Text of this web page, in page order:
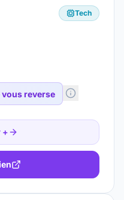
Tech
reverse
+